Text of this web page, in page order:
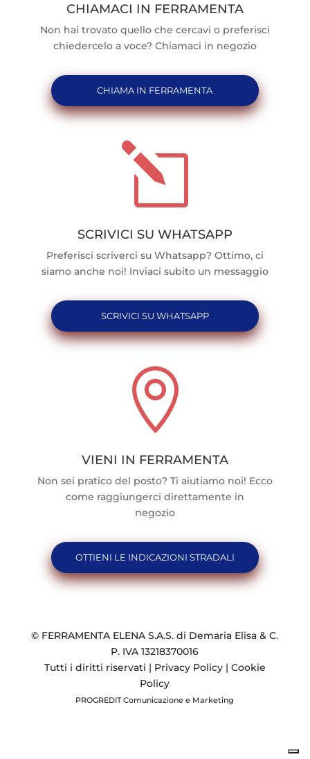
CHIAMACI IN FERRAMENTA
Non hai trovato quello che cercavi o preferisci
chiedercelo a voce? Chiamaci in negozio
CHIAMA IN FERRAMENTA
l
SCRIVICI SU WHATSAPP
Preferisci scriverci su Whatsapp? Ottimo, ci
siamo anche noi! Inviaci subito un messaggio
SCRIVICI SU WHATSAPP

VIENI IN FERRAMENTA
Non sei pratico del posto? Ti aiutiamo noi! Ecco
come raggiungerci direttamente in
negozio
OTTIENI LE INDICAZIONI STRADALI
© FERRAMENTA ELENA S.A.S. di Demaria Elisa & C.
P. IVA 13218370016
Tutti i diritti riservati | Privacy Policy| Cookie
Policy
PROGREDIT Comunicazione e Marketing